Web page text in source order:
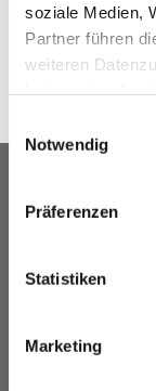
soziale Medien,
Partner führen
weiteren
Impressum
Notwendig
Präferenzen
Statistiken
Marketing
WEITEREMPFEHLEN
kostenfreie